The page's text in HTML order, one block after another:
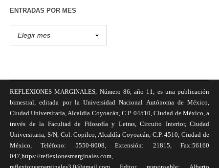
ENTRADAS POR MES
REFLEXIONES MARGINALES, Número 86, año 11, es una publicación
bimestral, editada por la Universidad Nacional Autónoma de México,
Ciudad Universitaria, Alcaldía Coyoacán, C.P. 04510, Ciudad de México, a
través de la Facultad de Filosofía y Letras, Circuito Interior, Ciudad
Universitaria, S/N, Col. Copilco, Alcaldía Coyoacán, C.P. 4510, Ciudad de
México, Teléfono: 5550-8008, Extensión: 21815, Fax:56160
047,https://reflexionesmarginales.com,